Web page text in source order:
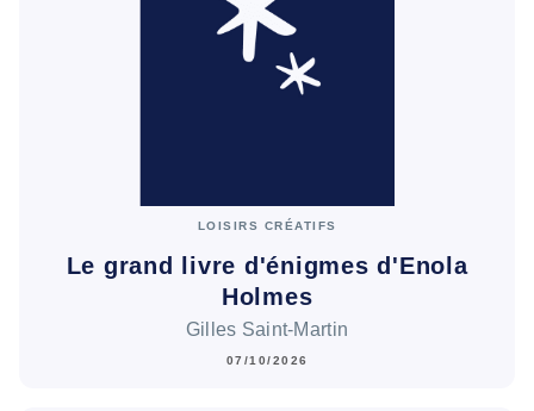
LOISIRS CRÉATIFS
Le grand livre d'énigmes d'Enola
Holmes
Gilles Saint-Martin
07/10/2026